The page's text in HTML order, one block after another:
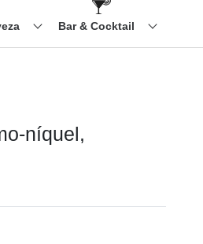
Bar & Cocktail
níquel,